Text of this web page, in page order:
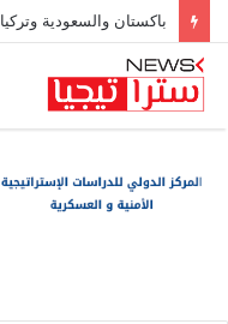
باكستان والسعودية